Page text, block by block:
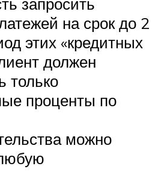
на срок до 2
этих «кредитных
должен
только
проценты по
можно